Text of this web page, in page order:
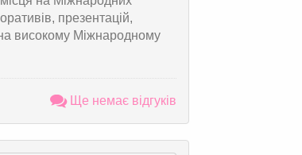
презентацій,
високому Міжнародному
Ще немає відгуків